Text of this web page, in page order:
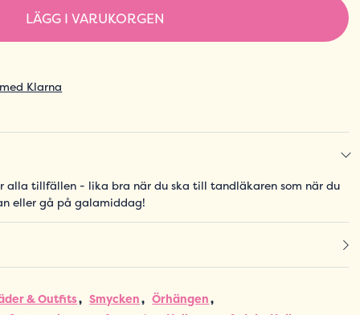
LÄGG I VARUKORGEN
Klarna
alla tillfällen - lika bra när du ska till tandläkaren som när du
eller gå på galamiddag!
& Outfits Smycken
Örhängen